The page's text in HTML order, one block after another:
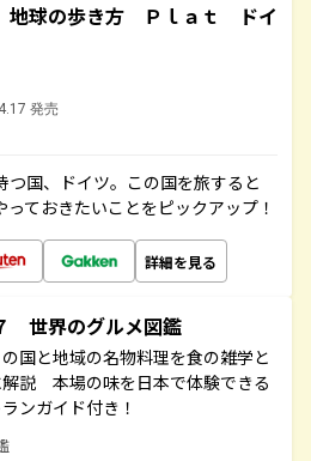
球の歩き方 Ｐｌａｔ ドイ
発売
国、ドイツ。この国を旅すると
ておきたいことをピックアップ！
詳細を見る
世界のグルメ図鑑
の国と地域の名物料理を食の雑学と
解説 本場の味を日本で体験できる
ンガイド付き！